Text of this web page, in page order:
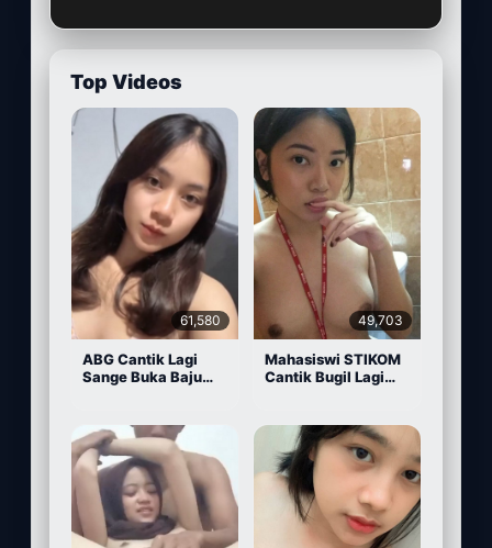
Top Videos
61,580
ABG Cantik Lagi
Sange Buka Baju
49,703
Mahasiswi STIKOM
Cantik Bugil Lagi